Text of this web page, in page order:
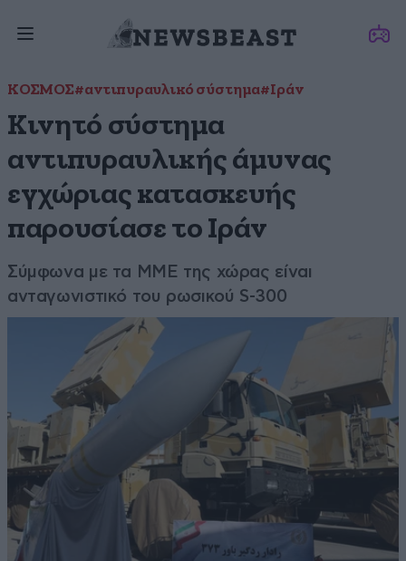
ΚΟΣΜΟΣ#αντιπυραυλικό σύστημα#Ιράν
Κινητό σύστημα
αντιπυραυλικής άμυνας
εγχώριας κατασκευής
παρουσίασε το Ιράν
Σύμφωνα με τα ΜΜΕ της χώρας είναι
ανταγωνιστικό του ρωσικού S-300